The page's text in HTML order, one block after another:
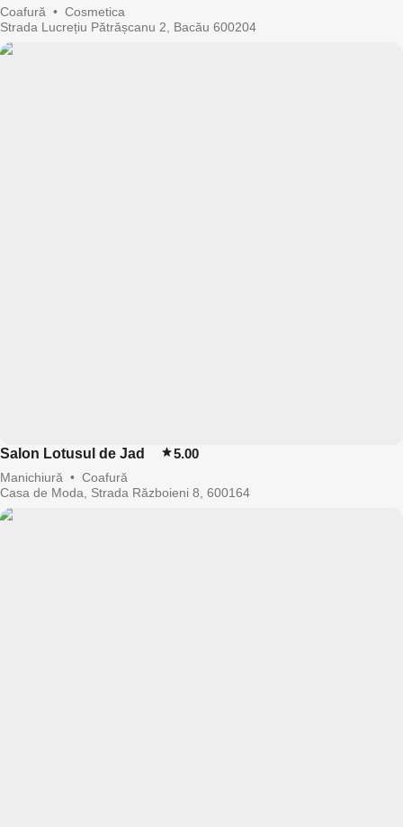
Coafură • Cosmetica
Strada Lucrețiu Pătrășcanu 2, Bacău 600204
Salon Lotusul de Jad 5.00
Manichiură • Coafură
Casa de Moda, Strada Războieni 8, 600164